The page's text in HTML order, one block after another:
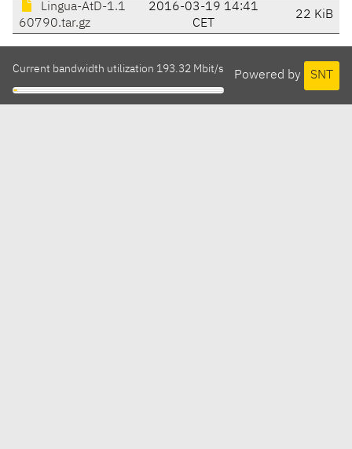
Lingua-AtD-1.1
60790.tar.gz
2016-03-19 14:41
CET
22 KiB
Powered by SNT
Current bandwidth utilization 193.32 Mbit/s